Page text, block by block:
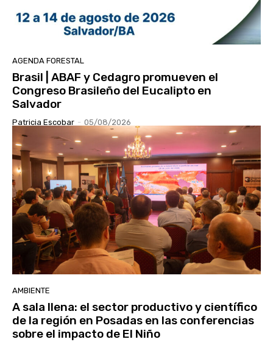
AGENDA FORESTAL
Brasil | ABAF y Cedagro promueven el
Congreso Brasileño del Eucalipto en
Salvador
Patricia Escobar - 05/08/2026
AMBIENTE
A sala llena: el sector productivo y científico
de la región en Posadas en las conferencias
sobre el impacto de El Niño